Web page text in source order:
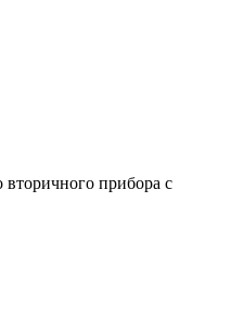
вторичного прибора с